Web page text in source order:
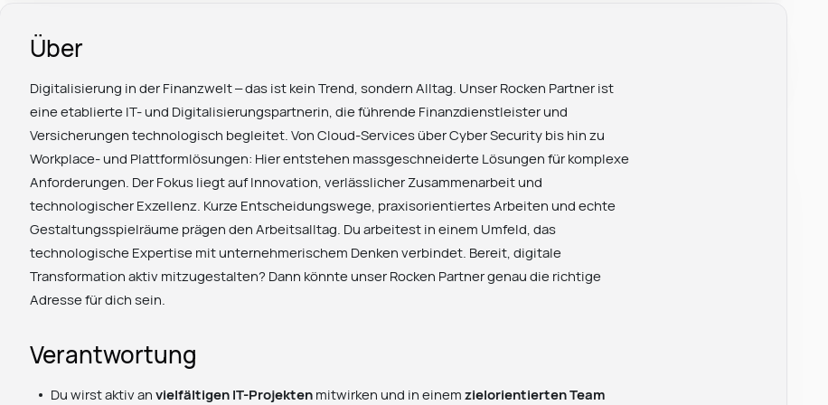
Über
Digitalisierung in der Finanzwelt – das ist kein Trend, sondern Alltag. Unser Rocken Partner ist
eine etablierte IT- und Digitalisierungspartnerin, die führende Finanzdienstleister und
Versicherungen technologisch begleitet. Von Cloud-Services über Cyber Security bis hin zu
Workplace- und Plattformlösungen: Hier entstehen massgeschneiderte Lösungen für komplexe
Anforderungen. Der Fokus liegt auf Innovation, verlässlicher Zusammenarbeit und
technologischer Exzellenz. Kurze Entscheidungswege, praxisorientiertes Arbeiten und echte
Gestaltungsspielräume prägen den Arbeitsalltag. Du arbeitest in einem Umfeld, das
technologische Expertise mit unternehmerischem Denken verbindet. Bereit, digitale
Transformation aktiv mitzugestalten? Dann könnte unser Rocken Partner genau die richtige
Adresse für dich sein.
Verantwortung
Du wirst aktiv anvielfältigen IT-Projekten mitwirken und in einemzielorientierten Team